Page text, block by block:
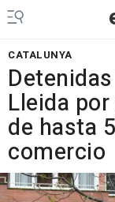
CATALUNYA
Lleida
de hasta
comercio